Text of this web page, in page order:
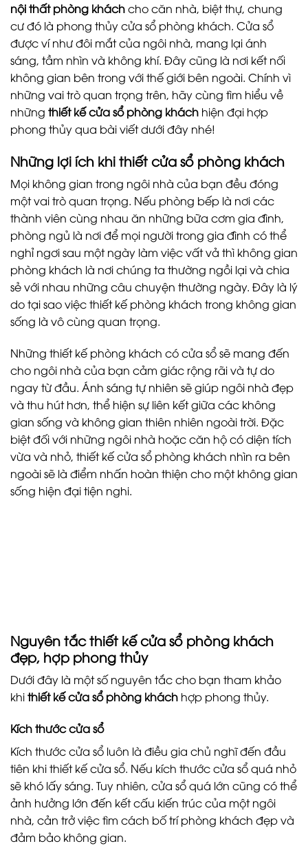
nội thất phòng kháchcho căn nhà, biệt thự, chung
cư đó là phong thủy cửa sổ phòng khách. Cửa sổ
được ví như đôi mắt của ngôi nhà, mang lại ánh
sáng, tầm nhìn và không khí. Đây cũng là nơi kết nối
không gian bên trong với thế giới bên ngoài. Chính vì
những vai trò quan trọng trên, hãy cùng tìm hiểu về
những thiết kế cửa sổ phòng khách hiện đại hợp
phong thủy qua bài viết dưới đây nhé!
Những lợi ích khi thiết cửa sổ phòng khách
Mọi không gian trong ngôi nhà của bạn đều đóng
một vai trò quan trọng. Nếu phòng bếp là nơi các
thành viên cùng nhau ăn những bữa cơm gia đình,
phòng ngủ là nơi để mọi người trong gia đình có thể
nghỉ ngơi sau một ngày làm việc vất vả thì không gian
phòng khách là nơi chúng ta thường ngồi lại và chia
sẻ với nhau những câu chuyện thường ngày. Đây là lý
do tại sao việc thiết kế phòng khách trong không gian
sống là vô cùng quan trọng.
Những thiết kế phòng khách có cửa sổ sẽ mang đến
cho ngôi nhà của bạn cảm giác rộng rãi và tự do
ngay từ đầu. Ánh sáng tự nhiên sẽ giúp ngôi nhà đẹp
và thu hút hơn, thể hiện sự liên kết giữa các không
gian sống và không gian thiên nhiên ngoài trời. Đặc
biệt đối với những ngôi nhà hoặc căn hộ có diện tích
vừa và nhỏ, thiết kế cửa sổ phòng khách nhìn ra bên
ngoài sẽ là điểm nhấn hoàn thiện cho một không gian
sống hiện đại tiện nghi.
Nguyên tắc thiết kế cửa sổ phòng khách
đẹp, hợp phong thủy
Dưới đây là một số nguyên tắc cho bạn tham khảo
khithiết kế cửa sổ phòng khách hợp phong thủy.
Kích thước cửa sổ
Kích thước cửa sổ luôn là điều gia chủ nghĩ đến đầu
tiên khi thiết kế cửa sổ. Nếu kích thước cửa sổ quá nhỏ
sẽ khó lấy sáng. Tuy nhiên, cửa sổ quá lớn cũng có thể
ảnh hưởng lớn đến kết cấu kiến ​​trúc của một ngôi
nhà, cản trở việc tìm cách bố trí phòng khách đẹp và
đảm bảo không gian.